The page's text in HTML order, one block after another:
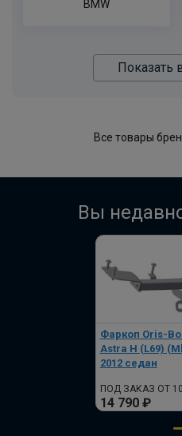
BMW
Показать
Все товары
Вы
Фаркоп Oris-
Astra Н (L69)
2012 седан
ПОД ЗАКАЗ ОТ
14 790 ₽